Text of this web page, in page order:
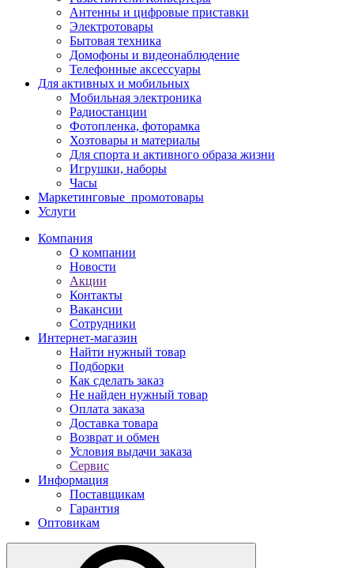
Антенны и цифровые приставки
Электротовары
Бытовая техника
Домофоны и видеонаблюдение
Телефонные аксессуары
Для активных и мобильных
Мобильная электроника
Радиостанции
Фотопленка, фоторамка
Хозтовары и материалы
Для спорта и активного образа жизни
Игрушки, наборы
Часы
Маркетинговые_промотовары
Услуги
Компания
О компании
Новости
Акции
Контакты
Вакансии
Сотрудники
Интернет-магазин
Найти нужный товар
Подборки
Как сделать заказ
Не найден нужный товар
Оплата заказа
Доставка товара
Возврат и обмен
Условия выдачи заказа
Сервис
Информация
Поставщикам
Гарантия
Оптовикам